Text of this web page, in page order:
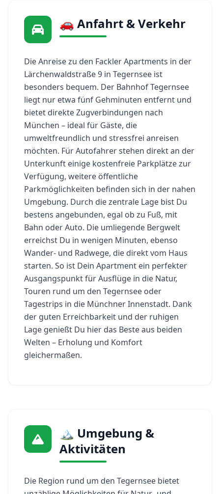
🚗 Anfahrt & Verkehr
Die Anreise zu den Fackler Apartments in der
Lärchenwaldstraße 9 in Tegernsee ist
besonders bequem. Der Bahnhof Tegernsee
liegt nur etwa fünf Gehminuten entfernt und
bietet direkte Zugverbindungen nach
München – ideal für Gäste, die
umweltfreundlich und stressfrei anreisen
möchten. Für Autofahrer stehen direkt an der
Unterkunft einige kostenfreie Parkplätze zur
Verfügung, weitere öffentliche
Parkmöglichkeiten befinden sich in der nahen
Umgebung. Durch die zentrale Lage bist Du
bestens angebunden, egal ob zu Fuß, mit
Bahn oder Auto. Die umliegende Bergwelt
erreichst Du in wenigen Minuten, ebenso
Wander- und Radwege, die direkt vom Haus
starten. So ist Dein Apartment ein perfekter
Ausgangspunkt für Ausflüge in die Natur,
Touren rund um den Tegernsee oder
Tagestrips in die Münchner Innenstadt. Dank
der guten Erreichbarkeit und der ruhigen
Lage genießt Du hier das Beste aus beiden
Welten – Erholung und Komfort
gleichermaßen.
🏔️ Umgebung &
Aktivitäten
Die Region rund um den Tegernsee bietet